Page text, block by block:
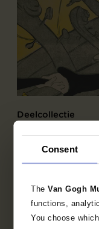
Consent
TheVan Gogh
functions,
You choose
Deelcollectie
Franse
Ontdek de